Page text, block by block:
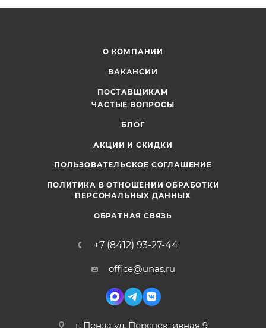
О КОМПАНИИ
ВАКАНСИИ
ПОСТАВЩИКАМ
ЧАСТЫЕ ВОПРОСЫ
БЛОГ
АКЦИИ И СКИДКИ
ПОЛЬЗОВАТЕЛЬСКОЕ СОГЛАШЕНИЕ
ПОЛИТИКА В ОТНОШЕНИИ ОБРАБОТКИ
ПЕРСОНАЛЬНЫХ ДАННЫХ
ОБРАТНАЯ СВЯЗЬ
+7 (8412) 93-27-44
office@unas.ru
г. Пенза ул. Перспективная 9